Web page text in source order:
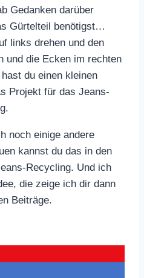
Gedanken darüber
Gürtelteil benötigst…
links drehen und den
und die Ecken im rechten
du einen kleinen
Projekt für das Jeans-
noch einige andere
kannst du das in den
Recycling. Und ich
die zeige ich dir dann
Beiträge.